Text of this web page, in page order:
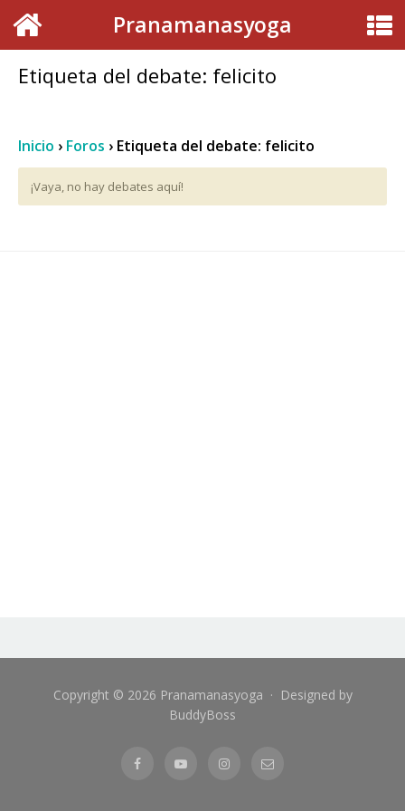
Pranamanasyoga
Etiqueta del debate: felicito
Inicio › Foros › Etiqueta del debate: felicito
¡Vaya, no hay debates aquí!
Copyright © 2026 Pranamanasyoga · Designed by
BuddyBoss